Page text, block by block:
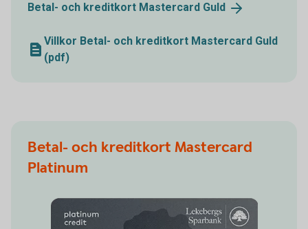
Betal- och kreditkort Mastercard Guld
Villkor Betal- och kreditkort Mastercard Guld
(pdf)
Betal- och kreditkort Mastercard
Platinum